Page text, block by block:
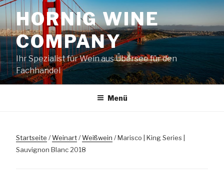
Zum
Inhalt
springenHORNIG WINE
COMPANY
Ihr Spezialist für Wein aus Übersee für den
Fachhandel
Menü
Startseite /Weinart/Weißwein / Marisco | King Series |
Sauvignon Blanc 2018